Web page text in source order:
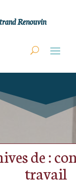
Renouvin
de :
travail